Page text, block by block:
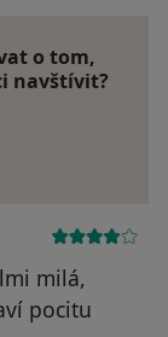
o tom,
navštívit?
milá,
pocitu